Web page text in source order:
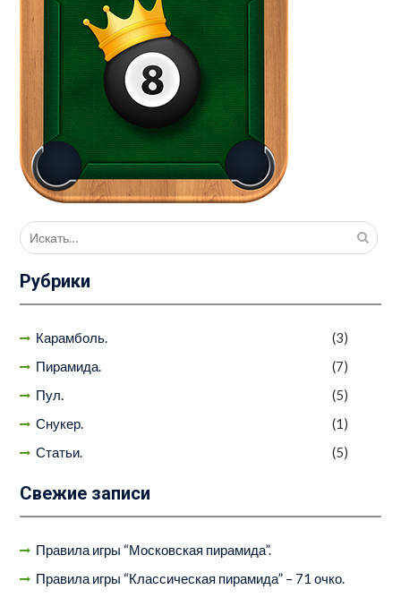
Поиск
для:
Рубрики
Карамболь.
(3)
Пирамида.
(7)
Пул.
(5)
Снукер.
(1)
Статьи.
(5)
Свежие записи
Правила игры “Московская пирамида”.
Правила игры “Классическая пирамида” – 71 очко.